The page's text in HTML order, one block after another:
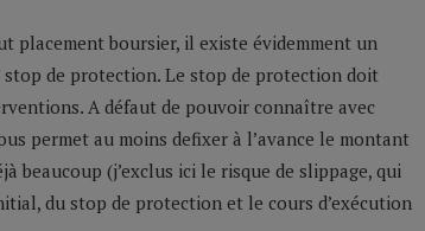
placement boursier, il existe évidemment un
stop de protection. Le stop de protection doit
A défaut de pouvoir connaître avec
permet au moins defixer à l’avance le montant
beaucoup (j’exclus ici le risque de slippage, qui
du stop de protection et le cours d’exécution